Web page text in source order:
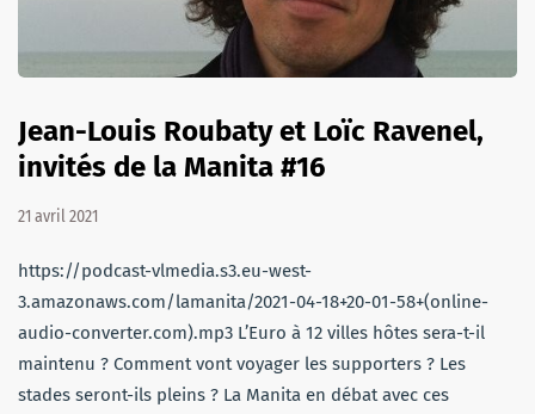
Jean-Louis Roubaty et Loïc Ravenel,
invités de la Manita #16
21 avril 2021
https://podcast-vlmedia.s3.eu-west-
3.amazonaws.com/lamanita/2021-04-18+20-01-58+(online-
audio-converter.com).mp3 L’Euro à 12 villes hôtes sera-t-il
maintenu ? Comment vont voyager les supporters ? Les
stades seront-ils pleins ? La Manita en débat avec ces